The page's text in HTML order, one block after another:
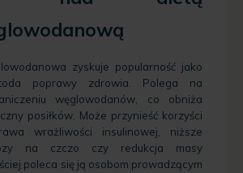
zyskuje popularność jako
poprawy zdrowia. Polega na
węglowodanów, co obniża
posiłków. Może przynieść korzyści
wrażliwości insulinowej, niższe
na czczo czy redukcja masy
poleca się ją osobom prowadzącym